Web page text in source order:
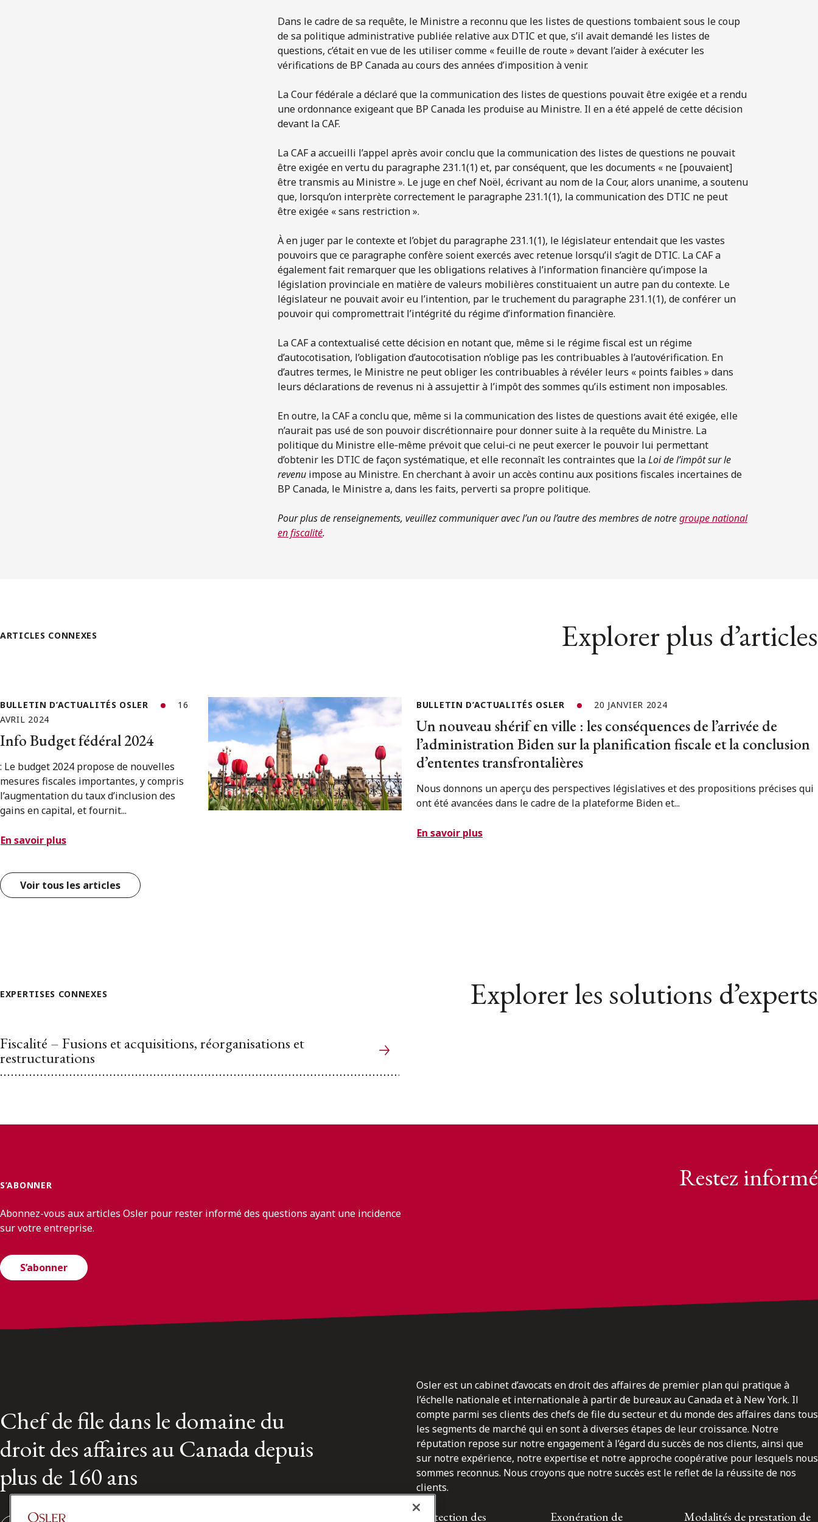
Dans le cadre de sa requête, le Ministre a reconnu que les listes de questions tombaient sous le coup
de sa politique administrative publiée relative aux DTIC et que, s’il avait demandé les listes de
questions, c’était en vue de les utiliser comme « feuille de route » devant l’aider à exécuter les
vérifications de BP Canada au cours des années d’imposition à venir.
La Cour fédérale a déclaré que la communication des listes de questions pouvait être exigée et a rendu
une ordonnance exigeant que BP Canada les produise au Ministre. Il en a été appelé de cette décision
devant la CAF.
La CAF a accueilli l’appel après avoir conclu que la communication des listes de questions ne pouvait
être exigée en vertu du paragraphe 231.1(1) et, par conséquent, que les documents « ne [pouvaient]
être transmis au Ministre ». Le juge en chef Noël, écrivant au nom de la Cour, alors unanime, a soutenu
que, lorsqu’on interprète correctement le paragraphe 231.1(1), la communication des DTIC ne peut
être exigée « sans restriction ».
À en juger par le contexte et l’objet du paragraphe 231.1(1), le législateur entendait que les vastes
pouvoirs que ce paragraphe confère soient exercés avec retenue lorsqu’il s’agit de DTIC. La CAF a
également fait remarquer que les obligations relatives à l’information financière qu’impose la
législation provinciale en matière de valeurs mobilières constituaient un autre pan du contexte. Le
législateur ne pouvait avoir eu l’intention, par le truchement du paragraphe 231.1(1), de conférer un
pouvoir qui compromettrait l’intégrité du régime d’information financière.
La CAF a contextualisé cette décision en notant que, même si le régime fiscal est un régime
d’autocotisation, l’obligation d’autocotisation n’oblige pas les contribuables à l’autovérification. En
d’autres termes, le Ministre ne peut obliger les contribuables à révéler leurs « points faibles » dans
leurs déclarations de revenus ni à assujettir à l’impôt des sommes qu’ils estiment non imposables.
En outre, la CAF a conclu que, même si la communication des listes de questions avait été exigée, elle
n’aurait pas usé de son pouvoir discrétionnaire pour donner suite à la requête du Ministre. La
politique du Ministre elle‑même prévoit que celui‑ci ne peut exercer le pouvoir lui permettant
d’obtenir les DTIC de façon systématique, et elle reconnaît les contraintes que laLoi de l’impôt sur le
revenu impose au Ministre. En cherchant à avoir un accès continu aux positions fiscales incertaines de
BP Canada, le Ministre a, dans les faits, perverti sa propre politique.
Pour plus de renseignements, veuillez communiquer avec l’un ou l’autre des membres de notregroupe national
en fiscalité.
ARTICLES CONNEXES Explorer plus d’articles
BULLETIN D’ACTUALITÉS OSLER
16
AVRIL 2024
Info Budget fédéral 2024
: Le budget 2024 propose de nouvelles
mesures fiscales importantes, y compris
l’augmentation du taux d’inclusion des
gains en capital, et fournit...
En savoir plus
BULLETIN D’ACTUALITÉS OSLER 20 JANVIER 2024
Un nouveau shérif en ville : les conséquences de l’arrivée de
l’administration Biden sur la planification fiscale et la conclusion
d’ententes transfrontalières
Nous donnons un aperçu des perspectives législatives et des propositions précises qui
ont été avancées dans le cadre de la plateforme Biden et...
En savoir plus
Voir tous les articles
EXPERTISES CONNEXES Explorer les solutions d’experts
Fiscalité – Fusions et acquisitions, réorganisations et
restructurations
S’ABONNER Restez informé
Abonnez-vous aux articles Osler pour rester informé des questions ayant une incidence
sur votre entreprise.
S’abonner
Chef de file dans le domaine du
droit des affaires au Canada depuis
plus de 160 ans
Osler est un cabinet d’avocats en droit des affaires de premier plan qui pratique à
l’échelle nationale et internationale à partir de bureaux au Canada et à New York. Il
compte parmi ses clients des chefs de file du secteur et du monde des affaires dans tous
les segments de marché qui en sont à diverses étapes de leur croissance. Notre
réputation repose sur notre engagement à l’égard du succès de nos clients, ainsi que
sur notre expérience, notre expertise et notre approche coopérative pour lesquels nous
sommes reconnus. Nous croyons que notre succès est le reflet de la réussite de nos
clients.
Protection des Exonération de Modalités de prestation de